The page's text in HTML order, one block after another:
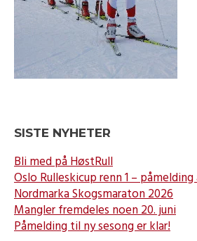
SISTE NYHETER
Bli med på HøstRull
Oslo Rulleskicup renn 1 –
Nordmarka Skogsmaraton 2026
Mangler fremdeles noen 20. juni
Påmelding til ny sesong er klar!